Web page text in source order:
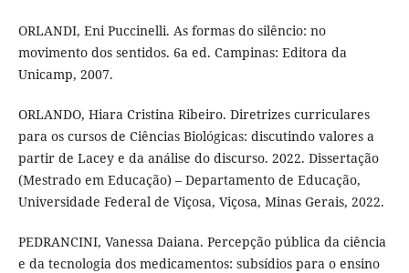
ORLANDI, Eni Puccinelli. As formas do silêncio: no
movimento dos sentidos. 6a ed. Campinas: Editora da
Unicamp, 2007.
ORLANDO, Hiara Cristina Ribeiro. Diretrizes curriculares
para os cursos de Ciências Biológicas: discutindo valores a
partir de Lacey e da análise do discurso. 2022. Dissertação
(Mestrado em Educação) – Departamento de Educação,
Universidade Federal de Viçosa, Viçosa, Minas Gerais, 2022.
PEDRANCINI, Vanessa Daiana. Percepção pública da ciência
e da tecnologia dos medicamentos: subsídios para o ensino